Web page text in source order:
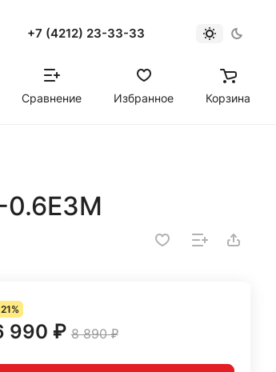
+7 (4212) 23-33-33
Сравнение Избранное Корзина
0.6E3M
990 ₽ 8 890 ₽